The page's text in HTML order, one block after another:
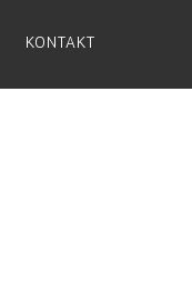
KONTAKT